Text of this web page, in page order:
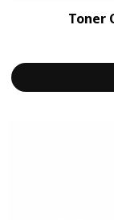
Toner